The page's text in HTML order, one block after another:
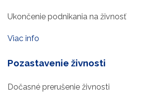
Ukončenie podnikania na živnosť
Viac info
Pozastavenie živnosti
Dočasné prerušenie živnosti